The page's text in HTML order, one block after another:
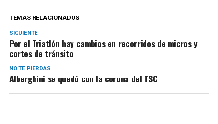
TEMAS RELACIONADOS
SIGUIENTE
Por el Triatlón hay cambios en recorridos de micros y
cortes de tránsito
NO TE PIERDAS
Alberghini se quedó con la corona del TSC